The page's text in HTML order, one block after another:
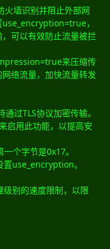
墙识别并阻止外部网
，
可以有效防止流量被拦
来压缩传
络流量，加快流量转发
过TLS协议加密传输。
用此功能，以提高安
个字节是0x17。
use_encryption。
别的速度限制，以限